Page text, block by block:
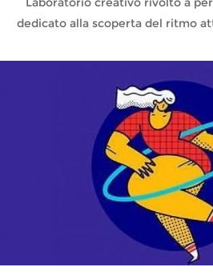
dedicato alla scoperta del ritmo